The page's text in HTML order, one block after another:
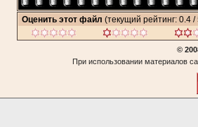
Оценить этот файл (текущий рейтинг: 0.4 /
©
При использовании материалов